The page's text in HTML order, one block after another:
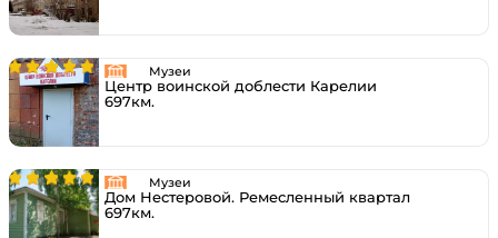
Музеи
Центр воинской доблести Карелии
697км.
Музеи
Дом Нестеровой. Ремесленный квартал
697км.